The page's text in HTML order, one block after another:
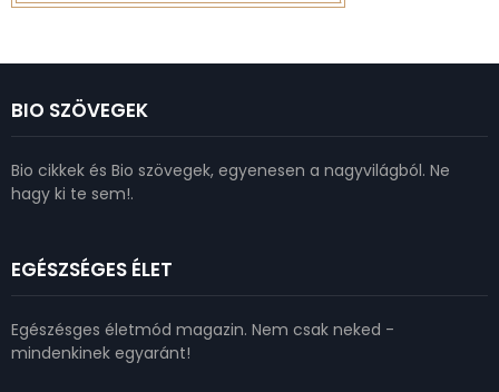
BIO SZÖVEGEK
Bio cikkek és Bio szövegek, egyenesen a nagyvilágból. Ne
hagy ki te sem!.
EGÉSZSÉGES ÉLET
Egészésges életmód magazin. Nem csak neked -
mindenkinek egyaránt!